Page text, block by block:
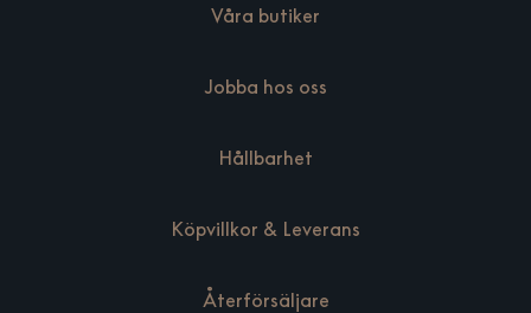
Våra butiker
Jobba hos oss
Hållbarhet
Köpvillkor & Leverans
Återförsäljare